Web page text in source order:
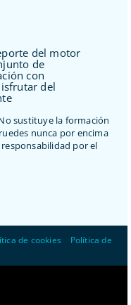
del motor
de
con
del
sustituye la formación
nunca por encima
por el
de cookies
Política de